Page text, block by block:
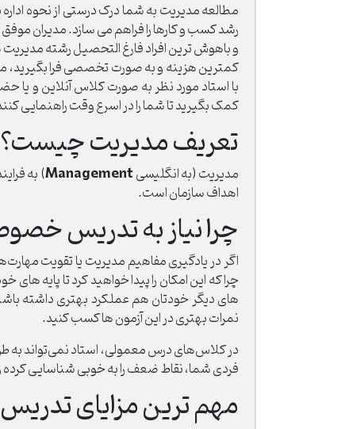
مطالعه مدیریت به شما درک درستی از نحوه
رشد کسب و کارها را فراهم می سازد. مدیران
و باهوش ترین افراد فارغ التحصیل رشته
کمترین هزینه و به صورت تخصصی فرا بگیرید، می
با استاد مورد نظر به صورت کلاس آنلاین و یا
کمک بگیرید تا شما را در اسرع وقت راهنمایی
تعریف مدیریت چیست؟
مدیریت (به انگلیسی Management) به
اهداف سازمان است.
چرا نیاز به تدریس
اگر در یادگیری مفاهیم مدیریت یا تقویت
چرا که این امکان را پیدا خواهید کرد تا پایه
های دیگر خودتان هم عملکرد بهتری داشته
نمرات بهتری در این آزمون ها کسب کنید.
در کلاس‌های درس معمولی، استاد نمی‌تواند به
فردی شما، نقاط ضعف را به خوبی شناسایی کرده
مهم ترین مزایای